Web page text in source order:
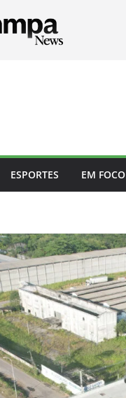
ESPORTES EM FOCO